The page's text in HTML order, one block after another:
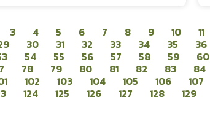
3 4 5 6 7 8 9 10 11
30 31 32 33 34 35 36
54 55 56 57 58 59 60
78 79 80 81 82 83 84
102 103 104 105 106 107
124 125 126 127 128 129